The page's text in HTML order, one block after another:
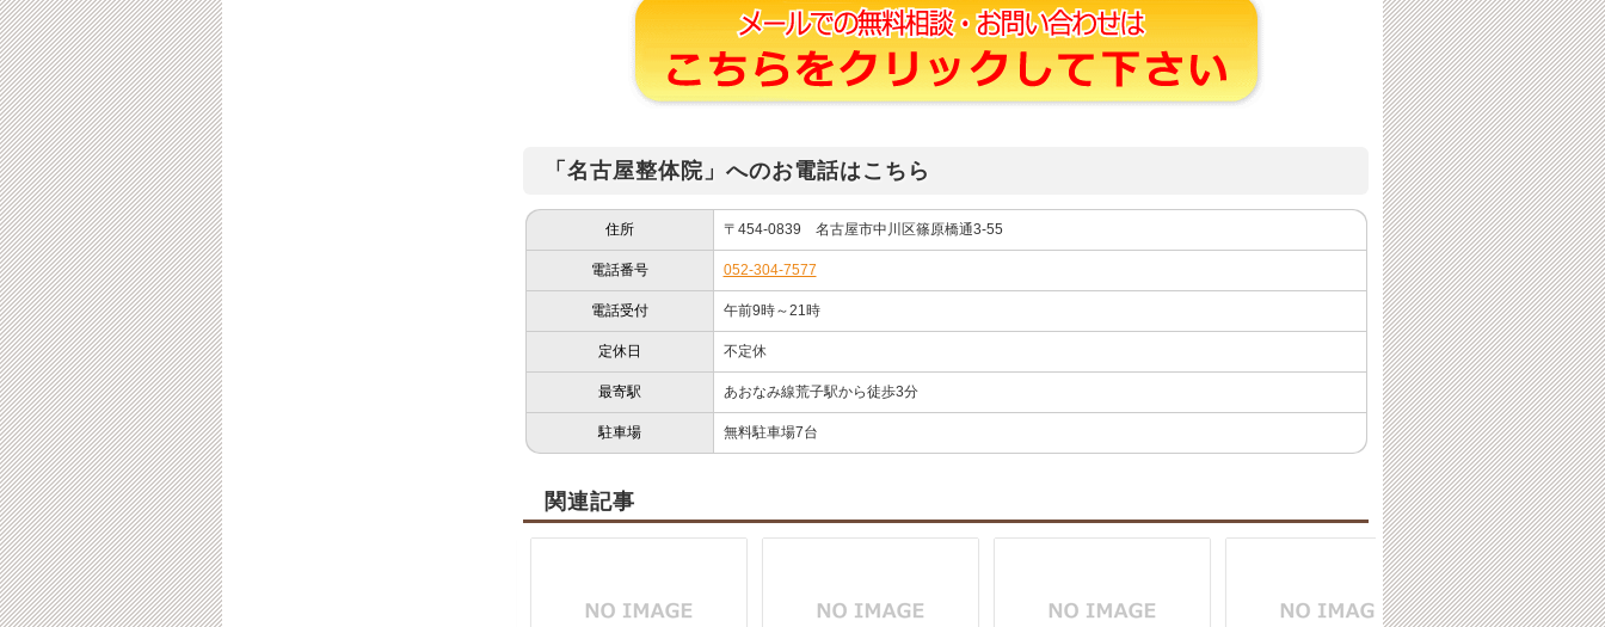
「名古屋整体院」へのお電話はこちら
住所 〒454-0839 名古屋市中川区篠原橋通3-55
電話番号 052-304-7577
電話受付 午前9時～21時
定休日 不定休
最寄駅 あおなみ線荒子駅から徒歩3分
駐車場 無料駐車場7台
関連記事